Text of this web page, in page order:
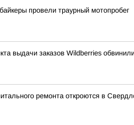
провели траурный мотопробег
выдачи заказов Wildberries
ремонта откроются в